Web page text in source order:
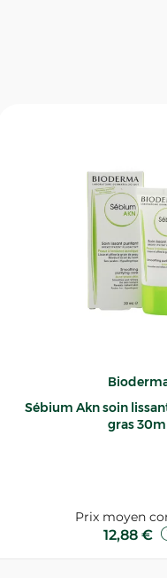
Sébium Akn soin lissant
gras
Prix moyen
12,88 €